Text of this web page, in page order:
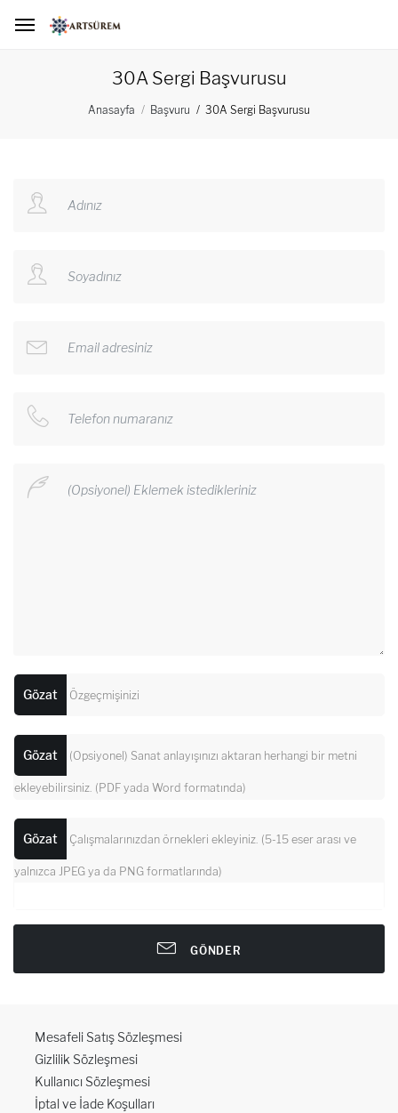
30A Sergi Başvurusu
Anasayfa Başvuru 30A Sergi Başvurusu
Gözat Özgeçmişinizi
Gözat (Opsiyonel) Sanat anlayışınızı aktaran herhangi bir metni
ekleyebilirsiniz. (PDF yada Word formatında)
Gözat Çalışmalarınızdan örnekleri ekleyiniz. (5-15 eser arası ve
yalnızca JPEG ya da PNG formatlarında)
GÖNDER
Mesafeli Satış Sözleşmesi
Gizlilik Sözleşmesi
Kullanıcı Sözleşmesi
İptal ve İade Koşulları